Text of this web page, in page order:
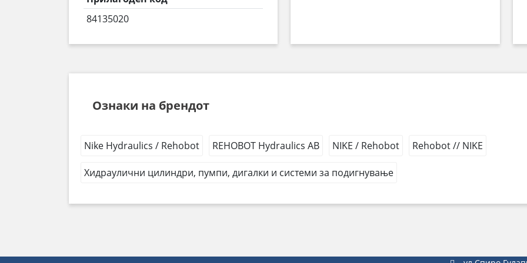
84135020
Ознаки на брендот
Nike Hydraulics / Rehobot REHOBOT Hydraulics AB NIKE / Rehobot Rehobot // NIKE
Хидраулични цилиндри, пумпи, дигалки и системи за подигнување